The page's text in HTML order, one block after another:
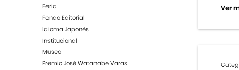
Feria
Fondo Editorial
Idioma Japonés
Institucional
Museo
Premio José Watanabe Varas
Ver